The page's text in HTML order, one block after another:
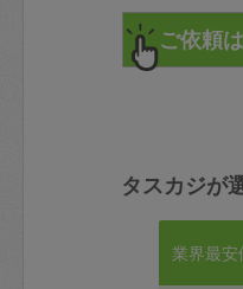
タスカジが
業界最安